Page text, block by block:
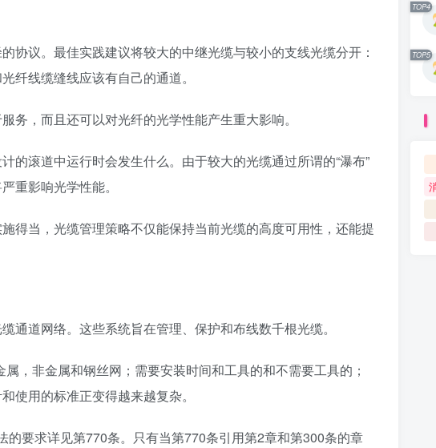
协议。最佳实践建议将较大的中继光缆与较小的支线光缆分开：
纤线缆缝线应该有自己的通道。
务，而且还可以对光纤的光学性能产生重大影响。
的滚道中运行时会发生什么。由于较大的光缆通过所谓的“瀑布”
重影响光学性能。
得当，光缆管理策略不仅能保持当前光缆的高度可用性，还能提
道网络。这些系统旨在管理、保护和布线数千根光缆。
，非金属和钢丝网；需要安装时间和工具的和不需要工具的；
使用的标准正变得越来越复杂。
要求详见第770条。只有当第770条引用第2章和第300条的章
TOP4
TOP5